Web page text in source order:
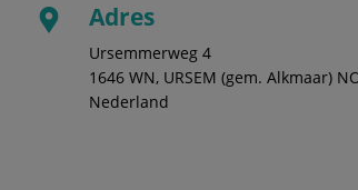
Adres
Ursemmerweg 4
1646 WN, URSEM (gem. Alkmaar)
Nederland